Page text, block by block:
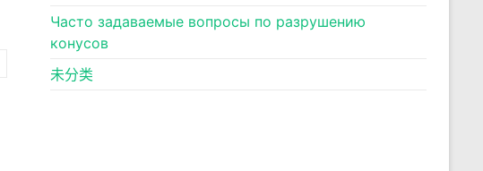
Часто задаваемые вопросы по разрушению
конусов
未分类